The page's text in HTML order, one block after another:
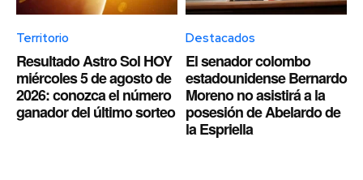
Territorio
Resultado Astro Sol HOY
miércoles 5 de agosto de
2026: conozca el número
ganador del último sorteo
Destacados
El senador colombo
estadounidense Bernardo
Moreno no asistirá a la
posesión de Abelardo de
la Espriella